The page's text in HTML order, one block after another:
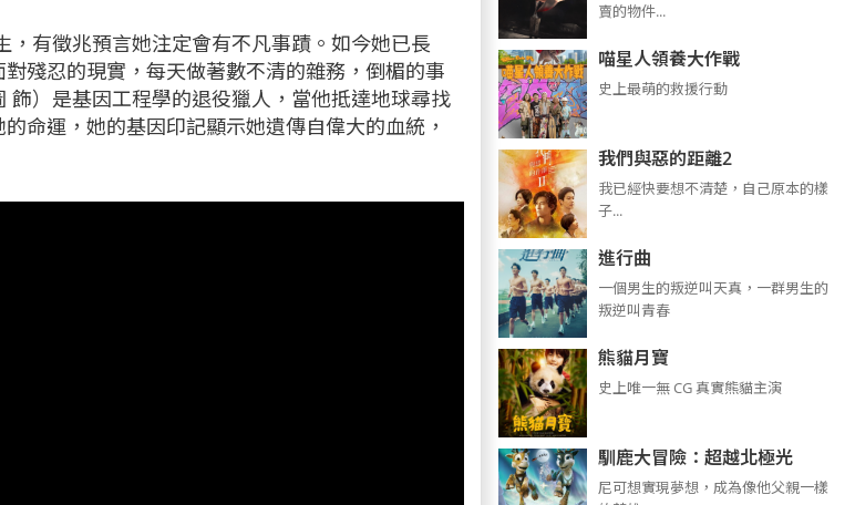
有徵兆預言她注定會有不凡事蹟。如今她已長
殘忍的現實，每天做著數不清的雜務，倒楣的事
）是基因工程學的退役獵人，當他抵達地球尋找
命運，她的基因印記顯示她遺傳自偉大的血統，
賣的物件...
喵星人領養大作戰
史上最萌的救援行動
我們與惡的距離2
我已經快要想不清楚，自己原本的樣
子...
進行曲
​​​一個男生的叛逆叫天真，一群男生的
叛逆叫青春
熊貓月寶
史上唯一無 CG 真實熊貓主演
馴鹿大冒險：超越北極光
尼可想實現夢想，成為像他父親一樣